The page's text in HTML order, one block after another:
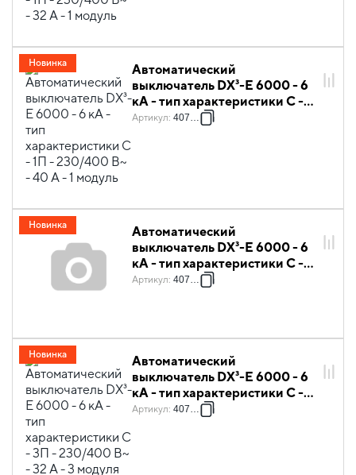
Автоматический
выключатель DX³-E 6000 - 6
кА - тип характеристики C -
1П - 230/400 В~ - 40 А - 1
Артикул: 407267
Новинка
Автоматический
выключатель DX³-E 6000 - 6
кА - тип характеристики C -
3П - 230/400 В~ - 16 А - 3
Артикул: 407291
Новинка
Автоматический
выключатель DX³-E 6000 - 6
кА - тип характеристики C -
3П - 230/400 В~ - 32 А - 3
Артикул: 407294
Новинка